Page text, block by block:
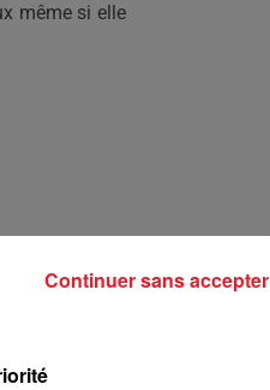
même si elle
Continuer sans accepter